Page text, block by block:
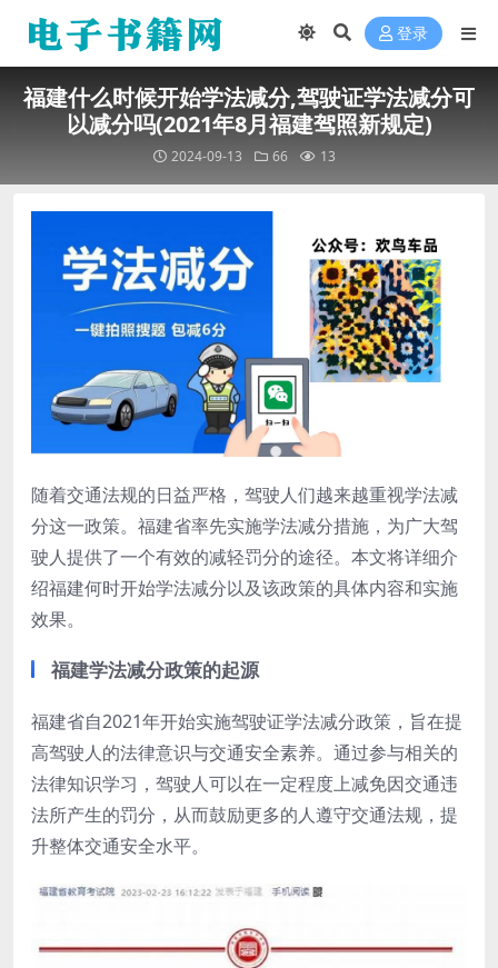
登录
福建什么时候开始学法减分,驾驶证学法减分可
以减分吗(2021年8月福建驾照新规定)
2024-09-13 66 13
随着交通法规的日益严格，驾驶人们越来越重视学法减
分这一政策。福建省率先实施学法减分措施，为广大驾
驶人提供了一个有效的减轻罚分的途径。本文将详细介
绍福建何时开始学法减分以及该政策的具体内容和实施
效果。
福建学法减分政策的起源
福建省自2021年开始实施驾驶证学法减分政策，旨在提
高驾驶人的法律意识与交通安全素养。通过参与相关的
法律知识学习，驾驶人可以在一定程度上减免因交通违
法所产生的罚分，从而鼓励更多的人遵守交通法规，提
升整体交通安全水平。